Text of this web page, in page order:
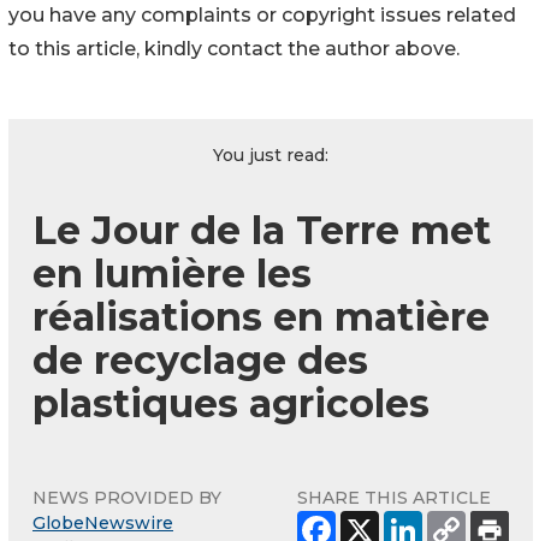
you have any complaints or copyright issues related
to this article, kindly contact the author above.
You just read:
Le Jour de la Terre met
en lumière les
réalisations en matière
de recyclage des
plastiques agricoles
NEWS PROVIDED BY
GlobeNewswire
SHARE THIS ARTICLE